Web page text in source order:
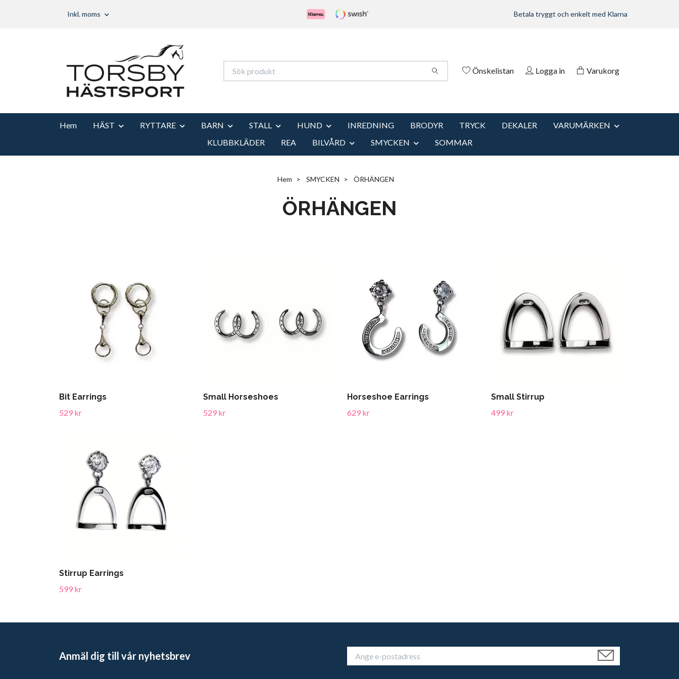
Inkl. moms Betala tryggt och enkelt med Klarna
Önskelistan Logga in Varukorg
Hem HÄST RYTTARE BARN STALL HUND INREDNING BRODYR TRYCK DEKALER
VARUMÄRKEN
KLUBBKLÄDER
REA BILVÅRD SMYCKEN SOMMAR
Hem SMYCKEN ÖRHÄNGEN
ÖRHÄNGEN
Bit Earrings
529 kr
Small Horseshoes
529 kr
Horseshoe Earrings
629 kr
Small Stirrup
499 kr
Stirrup Earrings
599 kr
Anmäl dig till vår nyhetsbrev